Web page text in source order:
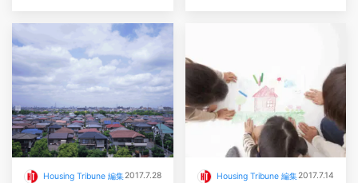
Housing Tribune 編集2017.7.28
Housing Tribune 編集2017.7.14